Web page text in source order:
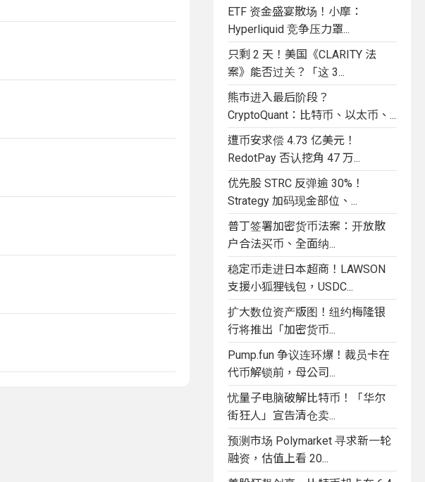
ETF 资金盛宴散场！小摩：
Hyperliquid 竞争压力罩...
只剩 2 天！美国《CLARITY 法
案》能否过关？「这 3...
熊市进入最后阶段？
CryptoQuant：比特币、以太币、...
遭币安求偿 4.73 亿美元！
RedotPay 否认挖角 47 万...
优先股 STRC 反弹逾 30%！
Strategy 加码现金部位、...
普丁签署加密货币法案：开放散
户合法买币、全面纳...
稳定币走进日本超商！LAWSON
支援小狐狸钱包，USDC...
扩大数位资产版图！纽约梅隆银
行将推出「加密货币...
Pump.fun 争议连环爆！裁员卡在
代币解锁前，母公司...
忧量子电脑破解比特币！「华尔
街狂人」宣告清仓卖...
预测市场 Polymarket 寻求新一轮
融资，估值上看 20...